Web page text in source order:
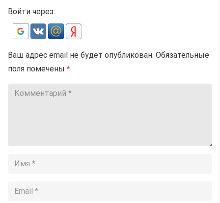
Войти через:
Ваш адрес email не будет опубликован. Обязательные
поля помечены *